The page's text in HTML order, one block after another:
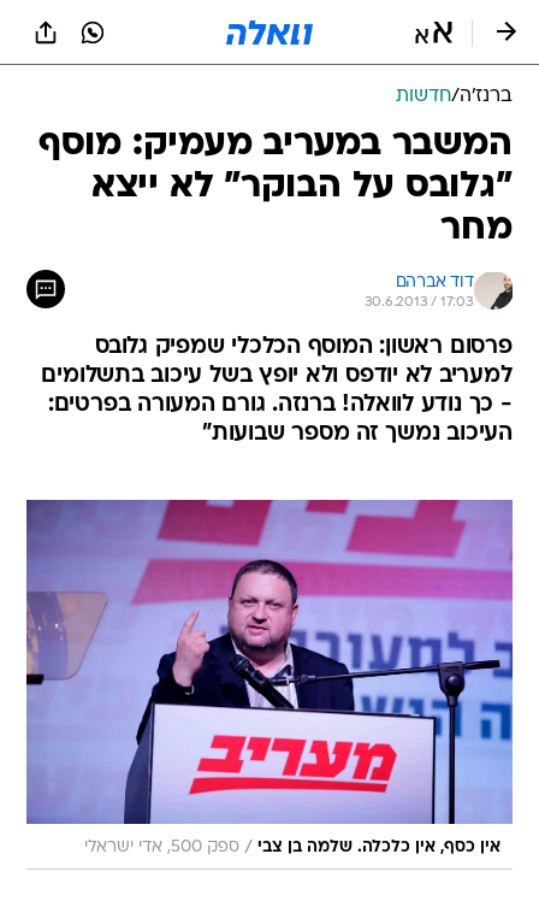
ברנז'ה/חדשות
המשבר במעריב מעמיק: מוסף
"גלובס על הבוקר" לא ייצא
מחר
דוד אברהם
30.6.2013 / 17:03
פרסום ראשון: המוסף הכלכלי שמפיק גלובס
למעריב לא יודפס ולא יופץ בשל עיכוב בתשלומים
- כך נודע לוואלה! ברנזה. גורם המעורה בפרטים:
העיכוב נמשך זה מספר שבועות"
אין כסף, אין כלכלה. שלמה בן צבי / ספק 500, אדי ישראלי